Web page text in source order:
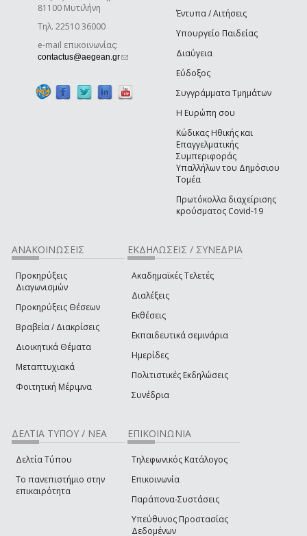
81100 Μυτιλήνη
Τηλ. 22510 36000
e-mail επικοινωνίας:
contactus@aegean.gr(link sends e-mail)
Έντυπα / Αιτήσεις
Υπουργείο Παιδείας
Διαύγεια
Εύδοξος
Συγγράμματα Τμημάτων
Η Ευρώπη σου
Κώδικας Ηθικής και
Επαγγελματικής
Συμπεριφοράς
Υπαλλήλων του Δημόσιου
Τομέα
Πρωτόκολλα διαχείρισης
κρούσματος Covid-19
ΑΝΑΚΟΙΝΩΣΕΙΣ
Προκηρύξεις
Διαγωνισμών
Προκηρύξεις Θέσεων
Βραβεία / Διακρίσεις
Διοικητικά Θέματα
Μεταπτυχιακά
Φοιτητική Μέριμνα
ΕΚΔΗΛΩΣΕΙΣ / ΣΥΝΕΔΡΙΑ
Ακαδημαϊκές Τελετές
Διαλέξεις
Εκθέσεις
Εκπαιδευτικά σεμινάρια
Ημερίδες
Πολιτιστικές Εκδηλώσεις
Συνέδρια
ΔΕΛΤΙΑ ΤΥΠΟΥ / ΝΕΑ
Δελτία Τύπου
Το πανεπιστήμιο στην
επικαιρότητα
ΕΠΙΚΟΙΝΩΝΙΑ
Τηλεφωνικός Κατάλογος
Επικοινωνία
Παράπονα-Συστάσεις
Υπεύθυνος Προστασίας
Δεδομένων